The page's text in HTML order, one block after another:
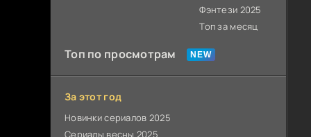
Фэнтези 2025
Топ за месяц
Топ по просмотрам
За этот год
Новинки сериалов 2025
Сериалы весны 2025